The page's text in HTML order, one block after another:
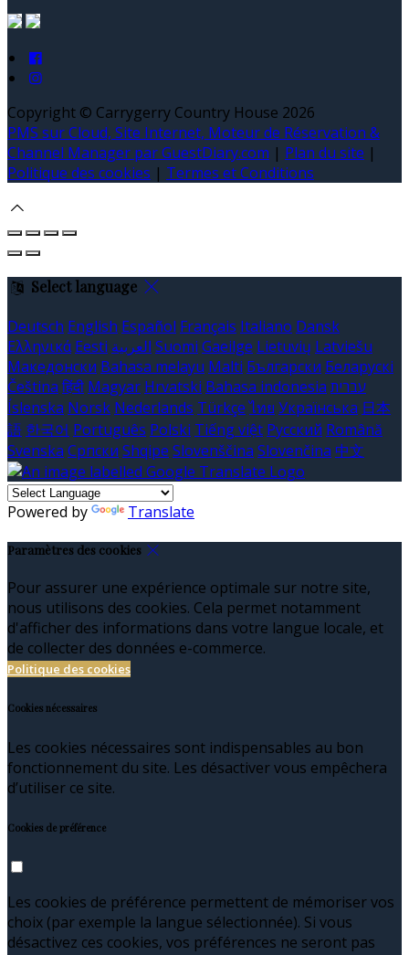
Copyright © Carrygerry Country House 2026
PMS sur Cloud, Site Internet, Moteur de Réservation &
Channel Manager par GuestDiary.com | Plan du site |
Politique des cookies | Termes et Conditions
Select language
Deutsch English Español Français Italiano Dansk
Ελληνικά Eesti العربية Suomi Gaeilge Lietuvių Latviešu
Македонски Bahasa melayu Malti Български Беларускі
Čeština हिंदी Magyar Hrvatski Bahasa indonesia עברית
Íslenska Norsk Nederlands Türkçe ไทย Українська 日本
語 한국어 Português Polski Tiếng việt Русский Română
Svenska Српски Shqipe Slovenščina Slovenčina 中文
Powered by Translate
Paramètres des cookies
Pour assurer une expérience optimale sur notre site,
nous utilisons des cookies. Cela permet notamment
d'afficher des informations dans votre langue locale, et
de collecter des données e-commerce.
Politique des cookies
Cookies nécessaires
Les cookies nécessaires sont indispensables au bon
fonctionnement du site. Les désactiver vous empêchera
d’utiliser ce site.
Cookies de préférence
Les cookies de préférence permettent de mémoriser vos
choix (par exemple la langue sélectionnée). Si vous
désactivez ces cookies, vos préférences ne seront pas